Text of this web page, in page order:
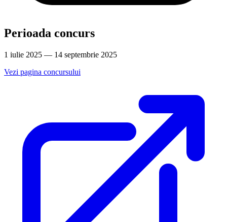
Perioada concurs
1 iulie 2025 — 14 septembrie 2025
Vezi pagina concursului